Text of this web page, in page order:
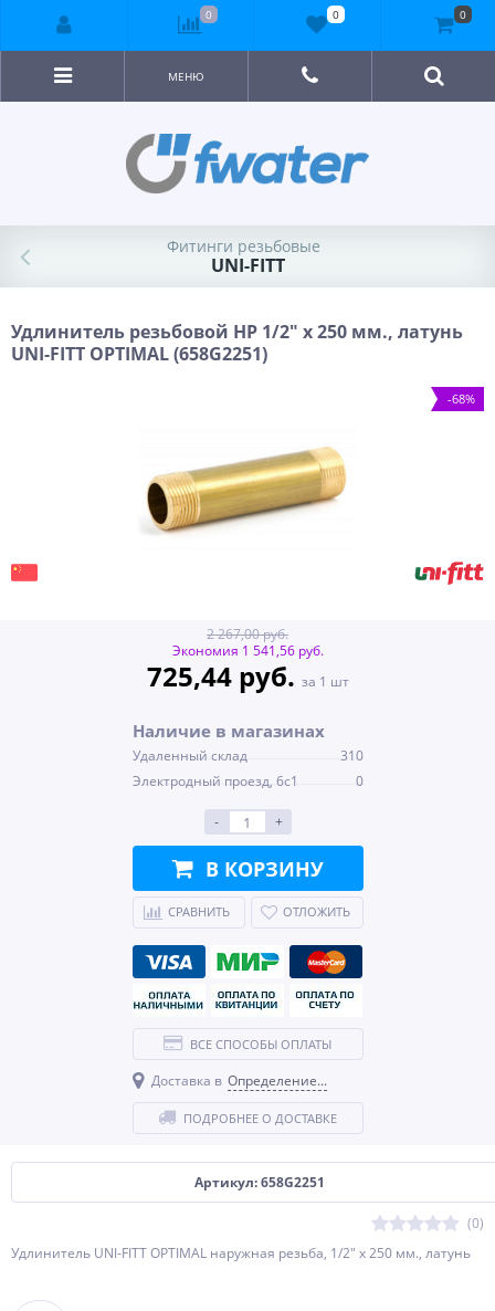
МЕНЮ
Фитинги резьбовые
UNI-FITT
Удлинитель резьбовой НР 1/2" х 250 мм., латунь
UNI-FITT OPTIMAL (658G2251)
-68%
Артикул: 658G2251
(0)
Удлинитель UNI-FITT OPTIMAL наружная резьба, 1/2" х 250 мм., латунь
2 267,00 руб.
Экономия 1 541,56 руб.
725,44 руб. за 1 шт
Наличие в магазинах
Удаленный склад
310
Электродный проезд, 6с1
0
- +
В КОРЗИНУ
СРАВНИТЬ ОТЛОЖИТЬ
ВСЕ СПОСОБЫ ОПЛАТЫ
Доставка в Определение...
ПОДРОБНЕЕ О ДОСТАВКЕ
0 0 0